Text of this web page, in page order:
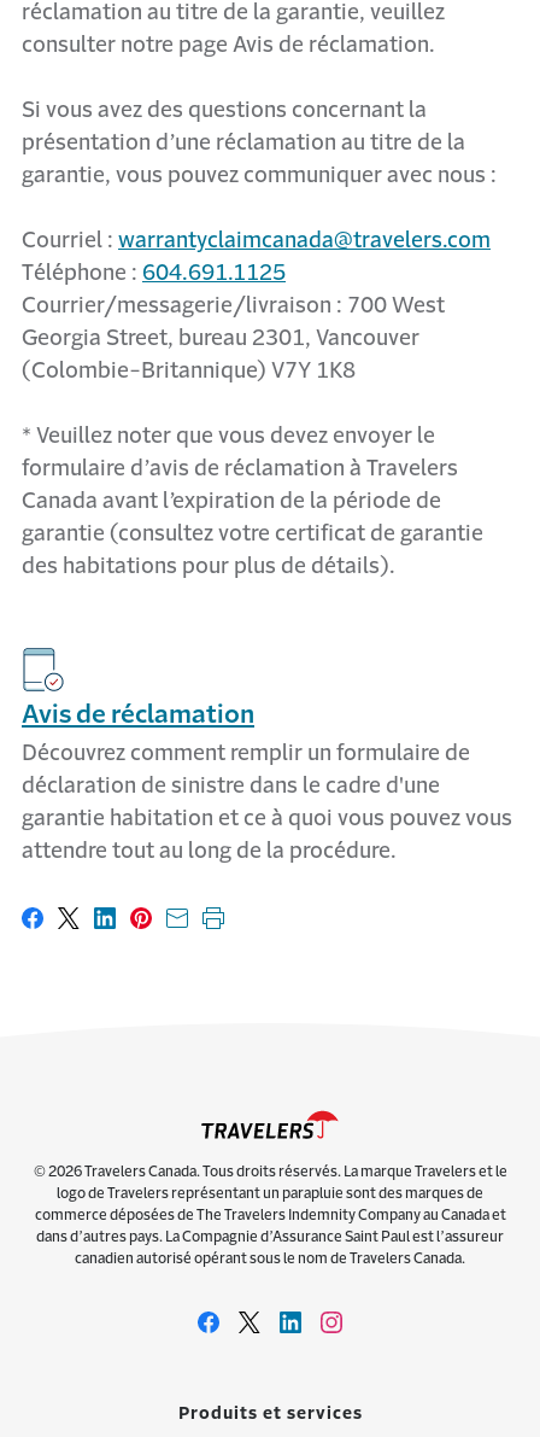
réclamation au titre de la garantie, veuillez
consulter notre page Avis de réclamation.
Si vous avez des questions concernant la
présentation d’une réclamation au titre de la
garantie, vous pouvez communiquer avec nous :
Courriel : warrantyclaimcanada@travelers.com
Téléphone : 604.691.1125
Courrier/messagerie/livraison : 700 West
Georgia Street, bureau 2301, Vancouver
(Colombie-Britannique) V7Y 1K8
* Veuillez noter que vous devez envoyer le
formulaire d’avis de réclamation à Travelers
Canada avant l’expiration de la période de
garantie (consultez votre certificat de garantie
des habitations pour plus de détails).
Avis de réclamation
Découvrez comment remplir un formulaire de
déclaration de sinistre dans le cadre d'une
garantie habitation et ce à quoi vous pouvez vous
attendre tout au long de la procédure.
Partager sur Facebook
Partager sur X
Partager sur LinkedIn
Partager sur Pinterest
Envoyer par courriel
Imprimer cette page
© 2026 Travelers Canada. Tous droits réservés. La marque Travelers et le
logo de Travelers représentant un parapluie sont des marques de
commerce déposées de The Travelers Indemnity Company au Canada et
dans d’autres pays. La Compagnie d’Assurance Saint Paul est l’assureur
canadien autorisé opérant sous le nom de Travelers Canada.
Produits et services